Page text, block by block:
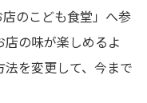
のこども食堂」へ参
の味が楽しめるよ
を変更して、今まで